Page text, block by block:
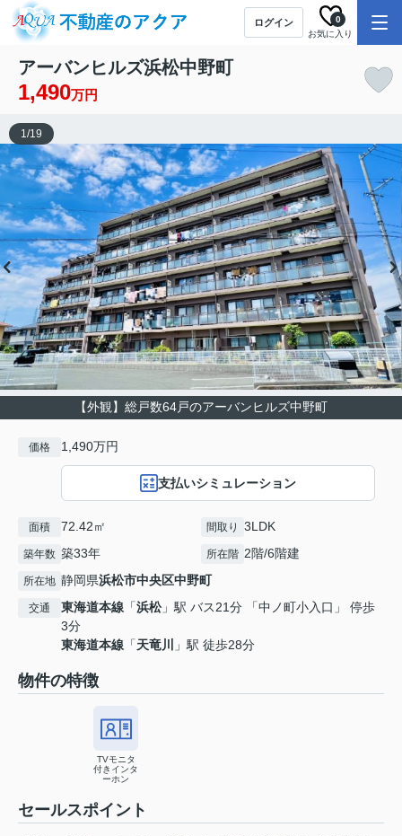
ログイン
お気に入り
0
アーバンヒルズ浜松中野町
1,490万円
【外観】総戸数64戸のアーバンヒルズ中野町
1/19
価格 1,490万円
支払いシミュレーション
面積 72.42㎡ 間取り 3LDK
築年数 築33年 所在階 2階/6階建
所在地 静岡県浜松市中央区中野町
交通 東海道本線 「浜松」駅 バス21分 「中ノ町小入口」 停歩
3分
東海道本線 「天竜川 」駅 徒歩28分
物件の特徴
TVモニタ
付きインタ
ーホン
セールスポイント